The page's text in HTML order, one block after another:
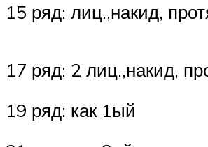
15 ряд: лиц.,накид,
17 ряд: 2 лиц.,накид,
19 ряд: как 1ый